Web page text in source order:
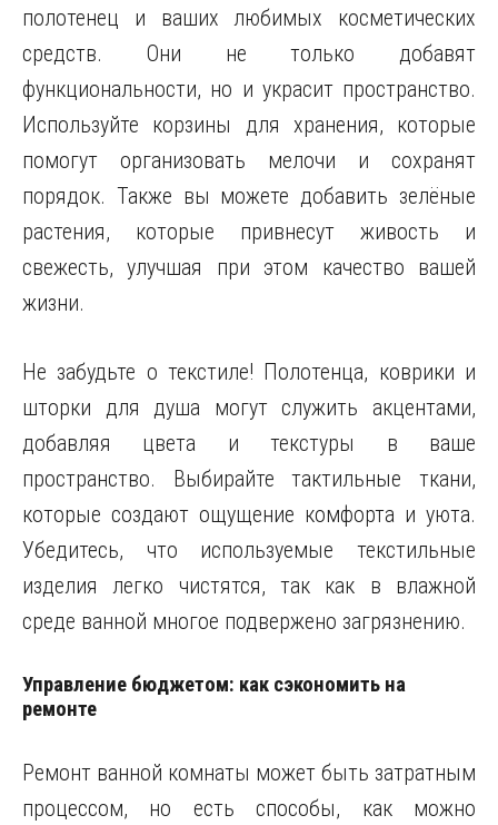
полотенец и ваших любимых косметических
средств. Они не только добавят
функциональности, но и украсит пространство.
Используйте корзины для хранения, которые
помогут организовать мелочи и сохранят
порядок. Также вы можете добавить зелёные
растения, которые привнесут живость и
свежесть, улучшая при этом качество вашей
жизни.
Не забудьте о текстиле! Полотенца, коврики и
шторки для душа могут служить акцентами,
добавляя цвета и текстуры в ваше
пространство. Выбирайте тактильные ткани,
которые создают ощущение комфорта и уюта.
Убедитесь, что используемые текстильные
изделия легко чистятся, так как в влажной
среде ванной многое подвержено загрязнению.
Управление бюджетом: как сэкономить на
ремонте
Ремонт ванной комнаты может быть затратным
процессом, но есть способы, как можно